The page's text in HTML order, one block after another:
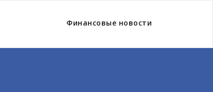
Финансовые новости